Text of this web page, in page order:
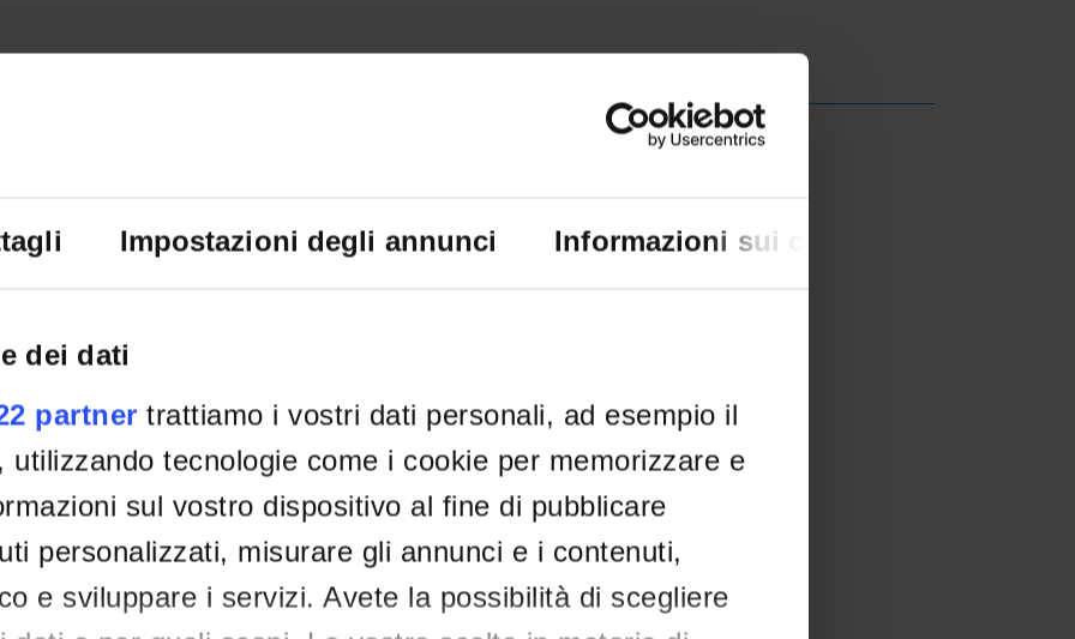
Impostazioni degli annunci Informazioni sui cookie
dei dati
partner trattiamo i vostri dati personali, ad esempio il
utilizzando tecnologie come i cookie per memorizzare e
sul vostro dispositivo al fine di pubblicare
personalizzati, misurare gli annunci e i contenuti,
e sviluppare i servizi. Avete la possibilità di scegliere
Decreto approvazione atti